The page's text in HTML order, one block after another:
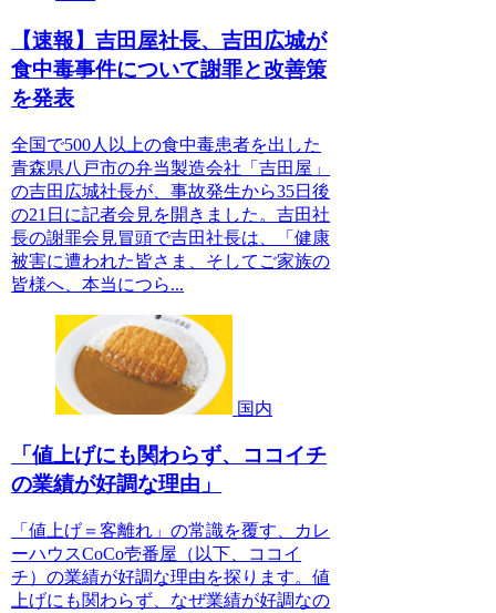
【速報】吉田屋社長、吉田広城が
食中毒事件について謝罪と改善策
を発表
全国で500人以上の食中毒患者を出した
青森県八戸市の弁当製造会社「吉田屋」
の吉田広城社長が、事故発生から35日後
の21日に記者会見を開きました。吉田社
長の謝罪会見冒頭で吉田社長は、「健康
被害に遭われた皆さま、そしてご家族の
皆様へ、本当につら...
国内
「値上げにも関わらず、ココイチ
の業績が好調な理由」
「値上げ＝客離れ」の常識を覆す、カレ
ーハウスCoCo壱番屋（以下、ココイ
チ）の業績が好調な理由を探ります。値
上げにも関わらず、なぜ業績が好調なの